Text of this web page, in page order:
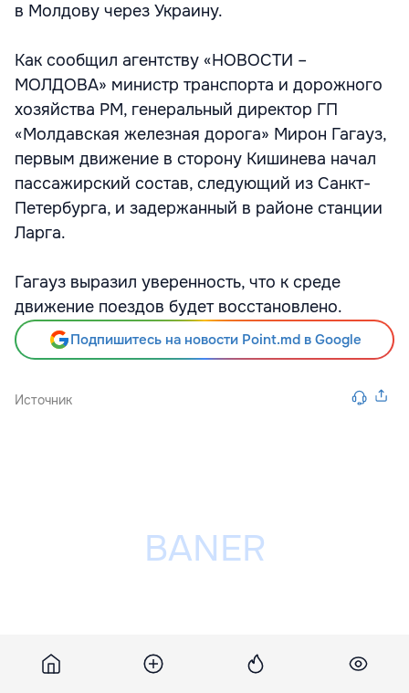
в Молдову через Украину.
Как сообщил агентству «НОВОСТИ –
МОЛДОВА» министр транспорта и дорожного
хозяйства РМ, генеральный директор ГП
«Молдавская железная дорога» Мирон Гагауз,
первым движение в сторону Кишинева начал
пассажирский состав, следующий из Санкт-
Петербурга, и задержанный в районе станции
Ларга.
Гагауз выразил уверенность, что к среде
движение поездов будет восстановлено.
Подпишитесь на новости Point.md в Google
Источник
Разместить рекламу на сайте